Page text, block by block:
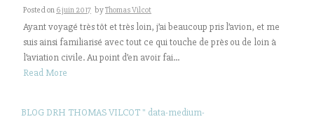
Posted on 6 juin 2017 byThomas Vilcot
Ayant voyagé très tôt et très loin, j’ai beaucoup pris l’avion, et me
suis ainsi familiarisé avec tout ce qui touche de près ou de loin à
l’aviation civile. Au point d’en avoir fai...
Read More
BLOG DRH THOMAS VILCOT " data-medium-